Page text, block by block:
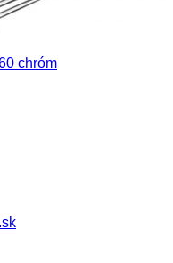
chróm